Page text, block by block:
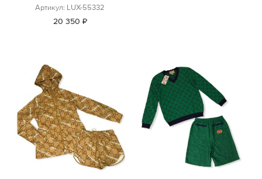
Артикул: LUX-55332
20 350 ₽